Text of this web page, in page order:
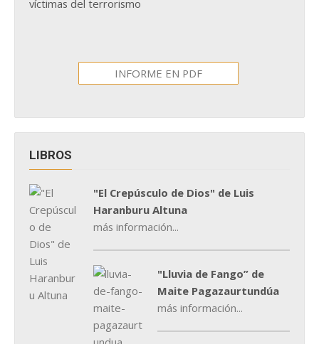
víctimas del terrorismo
INFORME EN PDF
LIBROS
"El Crepúsculo de Dios" de Luis
Haranburu Altuna
más información...
"Lluvia de Fango” de
Maite Pagazaurtundúa
más información...